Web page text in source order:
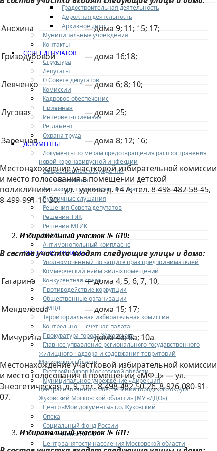
Градостроительная деятельность
Дорожная деятельность
Архивное дело
Муниципальные учреждения
Контакты
СОВЕТ ДЕПУТАТОВ
Структура
Депутаты
О Совете депутатов
Комиссии
Кадровое обеспечение
Приемная
Интернет-приемная
Регламент
Охрана труда
ДОКУМЕНТЫ
Документы по мерам предотвращения распространения
новой коронавирусной инфекции
Общественные обсуждения
Постановления
Антикоррупционная экспертиза
Публичные слушания
Решения Совета депутатов
Решения ТИК
Решения МТИК
МЦУР
Антимонопольный комплаенс
ОБЩЕСТВО И ВЛАСТЬ
Уполномоченный по защите прав предпринимателей
Коммерческий найм жилых помещений
Конкурентная среда
Противодействие коррупции
Общественные организации
ОМВД
Территориальная избирательная комиссия
Контрольно — счетная палата
Прокуратура города Жуковского
Главное управление регионального государственного
жилищного надзора и содержания территорий
Московской области
Госстройнадзор Московской области
Муниципальное учреждение «Дирекция
централизованного обеспечения городского округа
Жуковский Московской области» (МУ «ДЦО»)
Центр «Мои документы» г.о. Жуковский
Опека
Социальный фонд России
Новости СФР
Центр занятости населения Московской области
Анохина — дома 9; 11; 15; 17;
Гризодубовой — дома 16;18;
Левченко — дома 6; 8; 10;
Луговая — дома 25;
Заречная — дома 8; 12; 16;
Местонахождение участковой избирательной комиссии
и место голосования в помещении детской
поликлиники — ул. Гудкова д. 14 А, тел. 8-498-482-58-45,
8-499-991-10-30.
Избирательный участок № 610:
В состав участка входят следующие улицы и дома:
Гагарина — дома 4; 5; 6; 7; 10;
Менделеева — дома 15; 17;
Мичурина — дома 4а; 8а; 10а.
Местонахождение участковой избирательной комиссии
и место голосования в помещении «МФЦ» — ул.
Энергетическая, д. 9, тел. 8-498-482-50-26, 8-926-080-91-
07.
Избирательный участок № 611: